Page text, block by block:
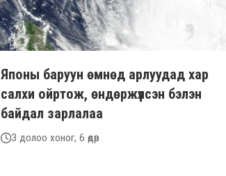
Японы баруун өмнөд арлуудад хар
салхи ойртож, өндөржүүлсэн бэлэн
байдал зарлалаа
3 долоо хоног, 6 өдөр